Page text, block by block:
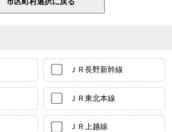
ＪＲ長野新幹線
ＪＲ東北本線
ＪＲ上越線